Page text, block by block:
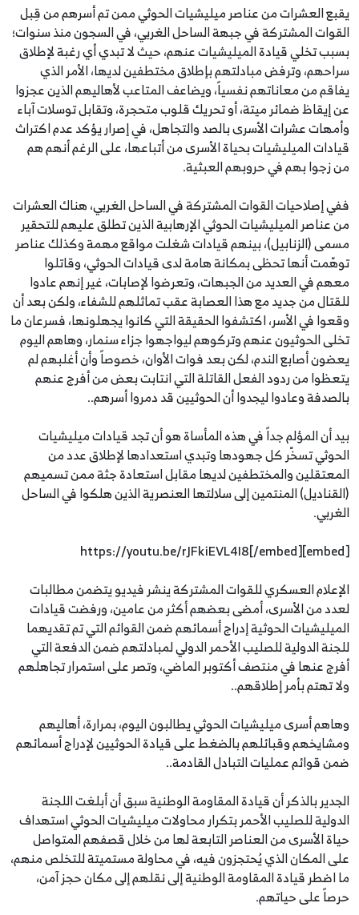
يقبع العشرات من عناصر ميليشيات الحوثي ممن تم أسرهم من قِبل
القوات المشتركة في جبهة الساحل الغربي، في السجون منذ سنوات؛
بسبب تخلي قيادة الميليشيات عنهم، حيث لا تبدي أي رغبة لإطلاق
سراحهم، وترفض مبادلتهم بإطلاق مختطفين لديها، الأمر الذي
يفاقم من معاناتهم نفسياً، ويضاعف المتاعب لأهاليهم الذين عجزوا
عن إيقاظ ضمائر ميتة، أو تحريك قلوب متحجرة، وتقابل توسلات آباء
وأمهات عشرات الأسرى بالصد والتجاهل، في إصرار يؤكد عدم اكتراث
قيادات الميليشيات بحياة الأسرى من أتباعها، على الرغم أنهم هم
من زجوا بهم في حروبهم العبثية.
ففي إصلاحيات القوات المشتركة في الساحل الغربي، هناك العشرات
من عناصر الميليشيات الحوثي الإرهابية الذين تطلق عليهم للتحقير
مسمى (الزنابيل)، بينهم قيادات شغلت مواقع مهمة وكذلك عناصر
توهّمت أنها تحظى بمكانة هامة لدى قيادات الحوثي، وقاتلوا
معهم في العديد من الجبهات، وتعرضوا لإصابات، غير إنهم عادوا
للقتال من جديد مع هذا العصابة عقب تماثلهم للشفاء، ولكن بعد أن
وقعوا في الأسر، اكتشفوا الحقيقة التي كانوا يجهلونها، فسرعان ما
تخلى الحوثيون عنهم وتركوهم ليواجهوا جزاء سنمار، وهاهم اليوم
يعضون أصابع الندم، لكن بعد فوات الأوان، خصوصاً وأن أغلبهم لم
يتعظوا من ردود الفعل القاتلة التي انتابت بعض من أفرج عنهم
بالصدفة وعادوا ليجدوا أن الحوثيين قد دمروا أسرهم..
بيد أن المؤلم جداً في هذه المأساة هو أن تجد قيادات ميليشيات
الحوثي تسخّر كل جهودها وتبدي استعدادها لإطلاق عدد من
المعتقلين والمختطفين لديها مقابل استعادة جثة ممن تسميهم
(القناديل) المنتمين إلى سلالتها العنصرية الذين هلكوا في الساحل
الغربي.
[embed]https://youtu.be/rJFkiEVL4I8[/embed]
الإعلام العسكري للقوات المشتركة ينشر فيديو يتضمن مطالبات
لعدد من الأسرى، أمضى بعضهم أكثر من عامين، ورفضت قيادات
الميليشيات الحوثية إدراج أسمائهم ضمن القوائم التي تم تقديهما
للجنة الدولية للصليب الأحمر الدولي لمبادلتهم ضمن الدفعة التي
أفرج عنها في منتصف أكتوبر الماضي، وتصر على استمرار تجاهلهم
ولا تهتم بأمر إطلاقهم..
وهاهم أسرى ميليشيات الحوثي يطالبون اليوم، بمرارة، أهاليهم
ومشايخهم وقبائلهم بالضغط على قيادة الحوثيين لإدراج أسمائهم
ضمن قوائم عمليات التبادل القادمة..
الجدير بالذكر أن قيادة المقاومة الوطنية سبق أن أبلغت اللجنة
الدولية للصليب الأحمر بتكرار محاولات ميليشيات الحوثي استهداف
حياة الأسرى من العناصر التابعة لها من خلال قصفهم المتواصل
على المكان الذي يُحتجزون فيه، في محاولة مستميتة للتخلص منهم،
ما اضطر قيادة المقاومة الوطنية إلى نقلهم إلى مكان حجز آمن،
حرصاً على حياتهم.